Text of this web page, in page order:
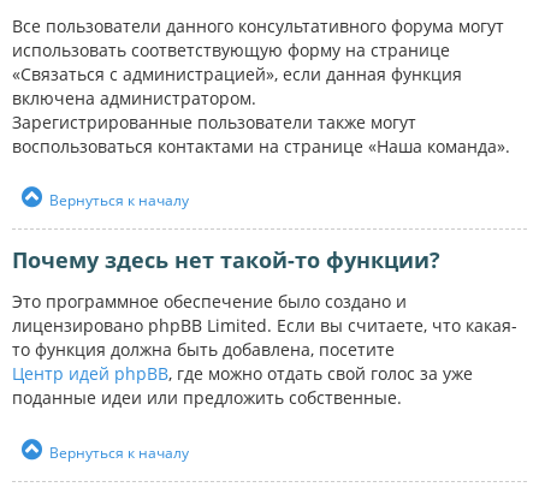
Все пользователи данного консультативного форума могут
использовать соответствующую форму на странице
«Связаться с администрацией», если данная функция
включена администратором.
Зарегистрированные пользователи также могут
воспользоваться контактами на странице «Наша команда».
Вернуться к началу
Почему здесь нет такой-то функции?
Это программное обеспечение было создано и
лицензировано phpBB Limited. Если вы считаете, что какая-
то функция должна быть добавлена, посетите
Центр идей phpBB, где можно отдать свой голос за уже
поданные идеи или предложить собственные.
Вернуться к началу